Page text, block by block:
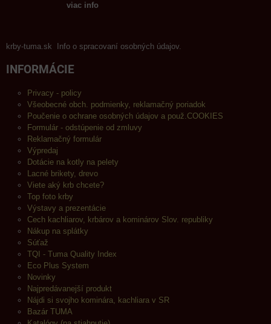
viac info
krby-tuma.sk Info o spracovaní osobných údajov.
INFORMÁCIE
Privacy - policy
Všeobecné obch. podmienky, reklamačný poriadok
Poučenie o ochrane osobných údajov a použ.COOKIES
Formulár - odstúpenie od zmluvy
Reklamačný formulár
Výpredaj
Dotácie na kotly na pelety
Lacné brikety, drevo
Viete aký krb chcete?
Top foto krby
Výstavy a prezentácie
Cech kachliarov, krbárov a kominárov Slov. republiky
Nákup na splátky
Súťaž
TQI - Tuma Quality Index
Eco Plus System
Novinky
Najpredávanejší produkt
Nájdi si svojho kominára, kachliara v SR
Bazár TUMA